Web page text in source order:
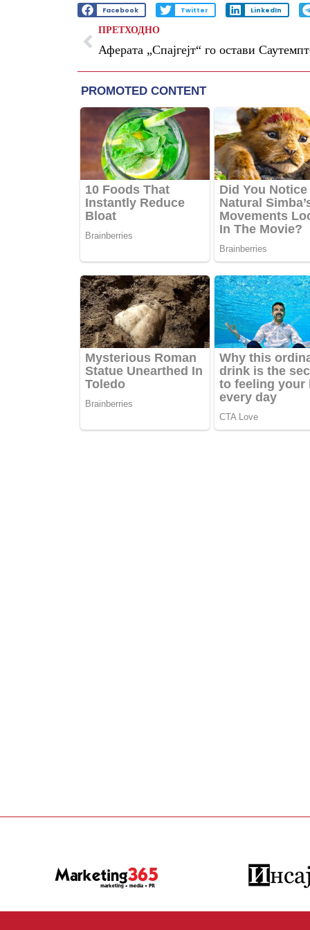
Facebook Twitter LinkedIn
ПРЕТХОДНО